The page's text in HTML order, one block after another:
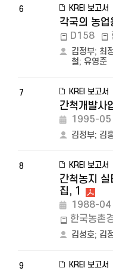
6 KREI 보고서
각국의 농
D158
김정부; 최
철; 유영준
7 KREI 보고서
간척개발사
1995-05
김정부; 김
8 KREI 보고서
간척농지
집, 1
1988-04
한국농촌
김성호; 김
9 KREI 보고서